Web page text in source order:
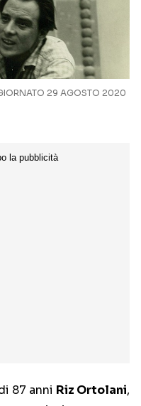
29 AGOSTO 2020
87 anni Riz Ortolani,